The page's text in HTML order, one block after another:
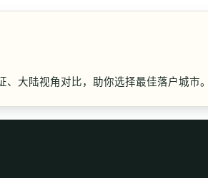
大陆视角对比，助你选择最佳落户城市。